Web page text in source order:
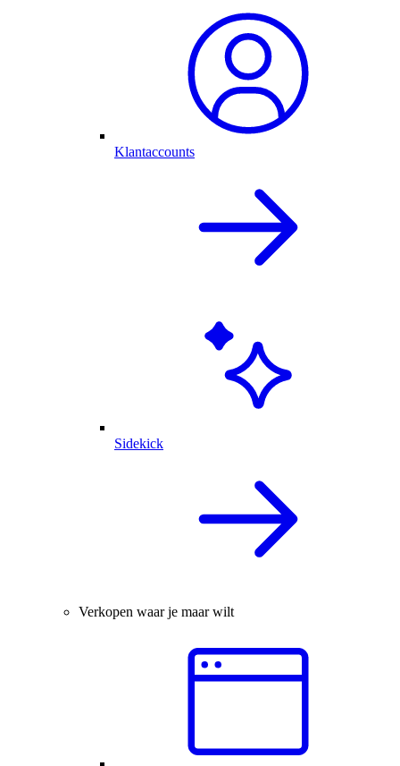
Klantaccounts
Sidekick
Verkopen waar je maar wilt